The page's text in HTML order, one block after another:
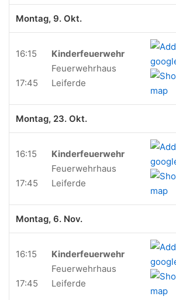
Montag, 9. Okt.
16:15
17:45
Kinderfeuerwehr
Feuerwehrhaus
Leiferde
Montag, 23. Okt.
16:15
17:45
Kinderfeuerwehr
Feuerwehrhaus
Leiferde
Montag, 6. Nov.
16:15
17:45
Kinderfeuerwehr
Feuerwehrhaus
Leiferde